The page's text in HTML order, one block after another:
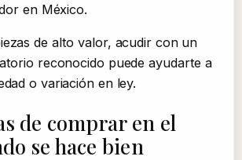
en México.
de alto valor, acudir con un
reconocido puede ayudarte a
o variación en ley.
de comprar en el
se hace bien